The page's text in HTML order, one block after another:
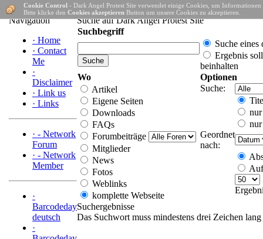
Home
Navigation
· Home
· Contact
Me
·
Disclaimer
· Link us
· Links
· - Network
Forum
· - Network
Member
·
Barcodeday
deutsch
·
Cookie Control - Dark Angel Protest Site verwendet einige Cookies, um
Bitte klicke den Cookies akzeptieren Button um unsere Cookies zu akzeptieren.
Suche auf Dark Angel Protest Site
Suchbegriff
Suche eines
Ergebnis
beinhalten
Wo
Optionen
Artikel
Eigene Seiten
Downloads
FAQs
Forumbeiträge
Mitglieder
News
Fotos
Weblinks
komplette Webseite
Suche:
Geordnet
nach:
Suchergebnisse
Das Suchwort muss mindestens drei Zeichen lang